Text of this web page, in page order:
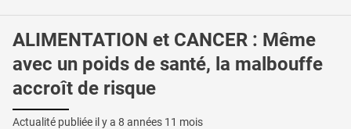
ALIMENTATION et CANCER : Même
avec un poids de santé, la malbouffe
accroît de risque
Actualité publiée il y a 8 années 11 mois